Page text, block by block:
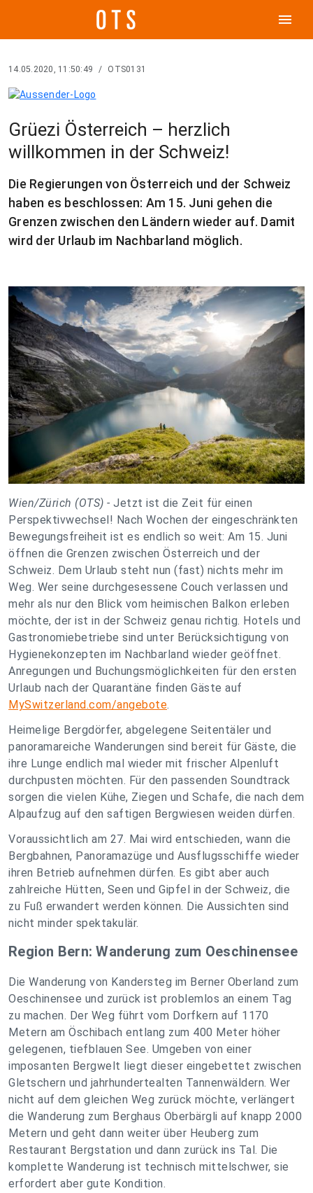
menu
14.05.2020, 11:50:49 / OTS0131
Grüezi Österreich – herzlich
willkommen in der Schweiz!
Die Regierungen von Österreich und der Schweiz
haben es beschlossen: Am 15. Juni gehen die
Grenzen zwischen den Ländern wieder auf. Damit
wird der Urlaub im Nachbarland möglich.
Wien/Zürich (OTS) - Jetzt ist die Zeit für einen
Perspektivwechsel! Nach Wochen der eingeschränkten
Bewegungsfreiheit ist es endlich so weit: Am 15. Juni
öffnen die Grenzen zwischen Österreich und der
Schweiz. Dem Urlaub steht nun (fast) nichts mehr im
Weg. Wer seine durchgesessene Couch verlassen und
mehr als nur den Blick vom heimischen Balkon erleben
möchte, der ist in der Schweiz genau richtig. Hotels und
Gastronomiebetriebe sind unter Berücksichtigung von
Hygienekonzepten im Nachbarland wieder geöffnet.
Anregungen und Buchungsmöglichkeiten für den ersten
Urlaub nach der Quarantäne finden Gäste auf
MySwitzerland.com/angebote.
Heimelige Bergdörfer, abgelegene Seitentäler und
panoramareiche Wanderungen sind bereit für Gäste, die
ihre Lunge endlich mal wieder mit frischer Alpenluft
durchpusten möchten. Für den passenden Soundtrack
sorgen die vielen Kühe, Ziegen und Schafe, die nach dem
Alpaufzug auf den saftigen Bergwiesen weiden dürfen.
Voraussichtlich am 27. Mai wird entschieden, wann die
Bergbahnen, Panoramazüge und Ausflugsschiffe wieder
ihren Betrieb aufnehmen dürfen. Es gibt aber auch
zahlreiche Hütten, Seen und Gipfel in der Schweiz, die
zu Fuß erwandert werden können. Die Aussichten sind
nicht minder spektakulär.
Region Bern: Wanderung zum Oeschinensee
Die Wanderung von Kandersteg im Berner Oberland zum
Oeschinensee und zurück ist problemlos an einem Tag
zu machen. Der Weg führt vom Dorfkern auf 1170
Metern am Öschibach entlang zum 400 Meter höher
gelegenen, tiefblauen See. Umgeben von einer
imposanten Bergwelt liegt dieser eingebettet zwischen
Gletschern und jahrhundertealten Tannenwäldern. Wer
nicht auf dem gleichen Weg zurück möchte, verlängert
die Wanderung zum Berghaus Oberbärgli auf knapp 2000
Metern und geht dann weiter über Heuberg zum
Restaurant Bergstation und dann zurück ins Tal. Die
komplette Wanderung ist technisch mittelschwer, sie
erfordert aber gute Kondition.